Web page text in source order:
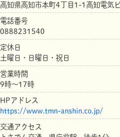
高知県高知市本町4丁目1-1高知電気
電話番号
0888231540
定休日
土曜日・日曜日・祝日
営業時間
9時〜17時
HPアドレス
https://www.tmn-anshin.co.jp/
交通アクセス